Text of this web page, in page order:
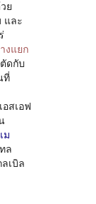
ย
และ
งแยก
ตัดกับ
ที่
สเอฟ
ม
ล
เบิล